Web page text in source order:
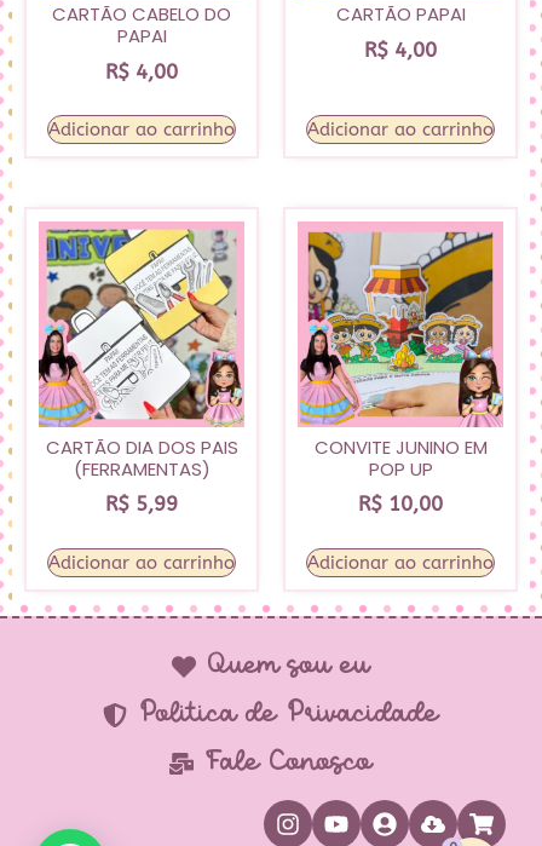
CARTÃO CABELO DO
PAPAI
R$ 4,00
Adicionar ao carrinho
CARTÃO PAPAI
R$ 4,00
Adicionar ao carrinho
CARTÃO DIA DOS PAIS
(FERRAMENTAS)
R$ 5,99
Adicionar ao carrinho
CONVITE JUNINO EM
POP UP
R$ 10,00
Adicionar ao carrinho
Quem sou eu
Política de Privacidade
Fale Conosco